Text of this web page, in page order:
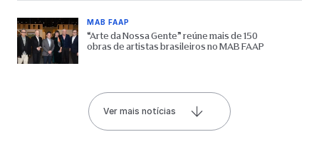
MAB FAAP
“Arte da Nossa Gente” reúne mais de 150
obras de artistas brasileiros no MAB FAAP
Ver mais notícias